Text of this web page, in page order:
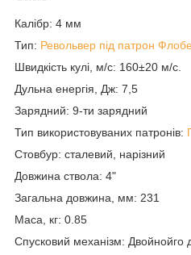
Калібр: 4 мм
Тип: Револьвер під патрон
Швидкість кулі, м/с: 160±20 м/с.
Дульна енергія, Дж: 7,5
Зарядний: 9-ти зарядний
Тип використовуваних патронів:
Стовбур: сталевий, нарізний
Довжина ствола: 4"
Загальна довжина, мм: 231
Маса, кг: 0.85
Спусковий механізм: Двойнойго